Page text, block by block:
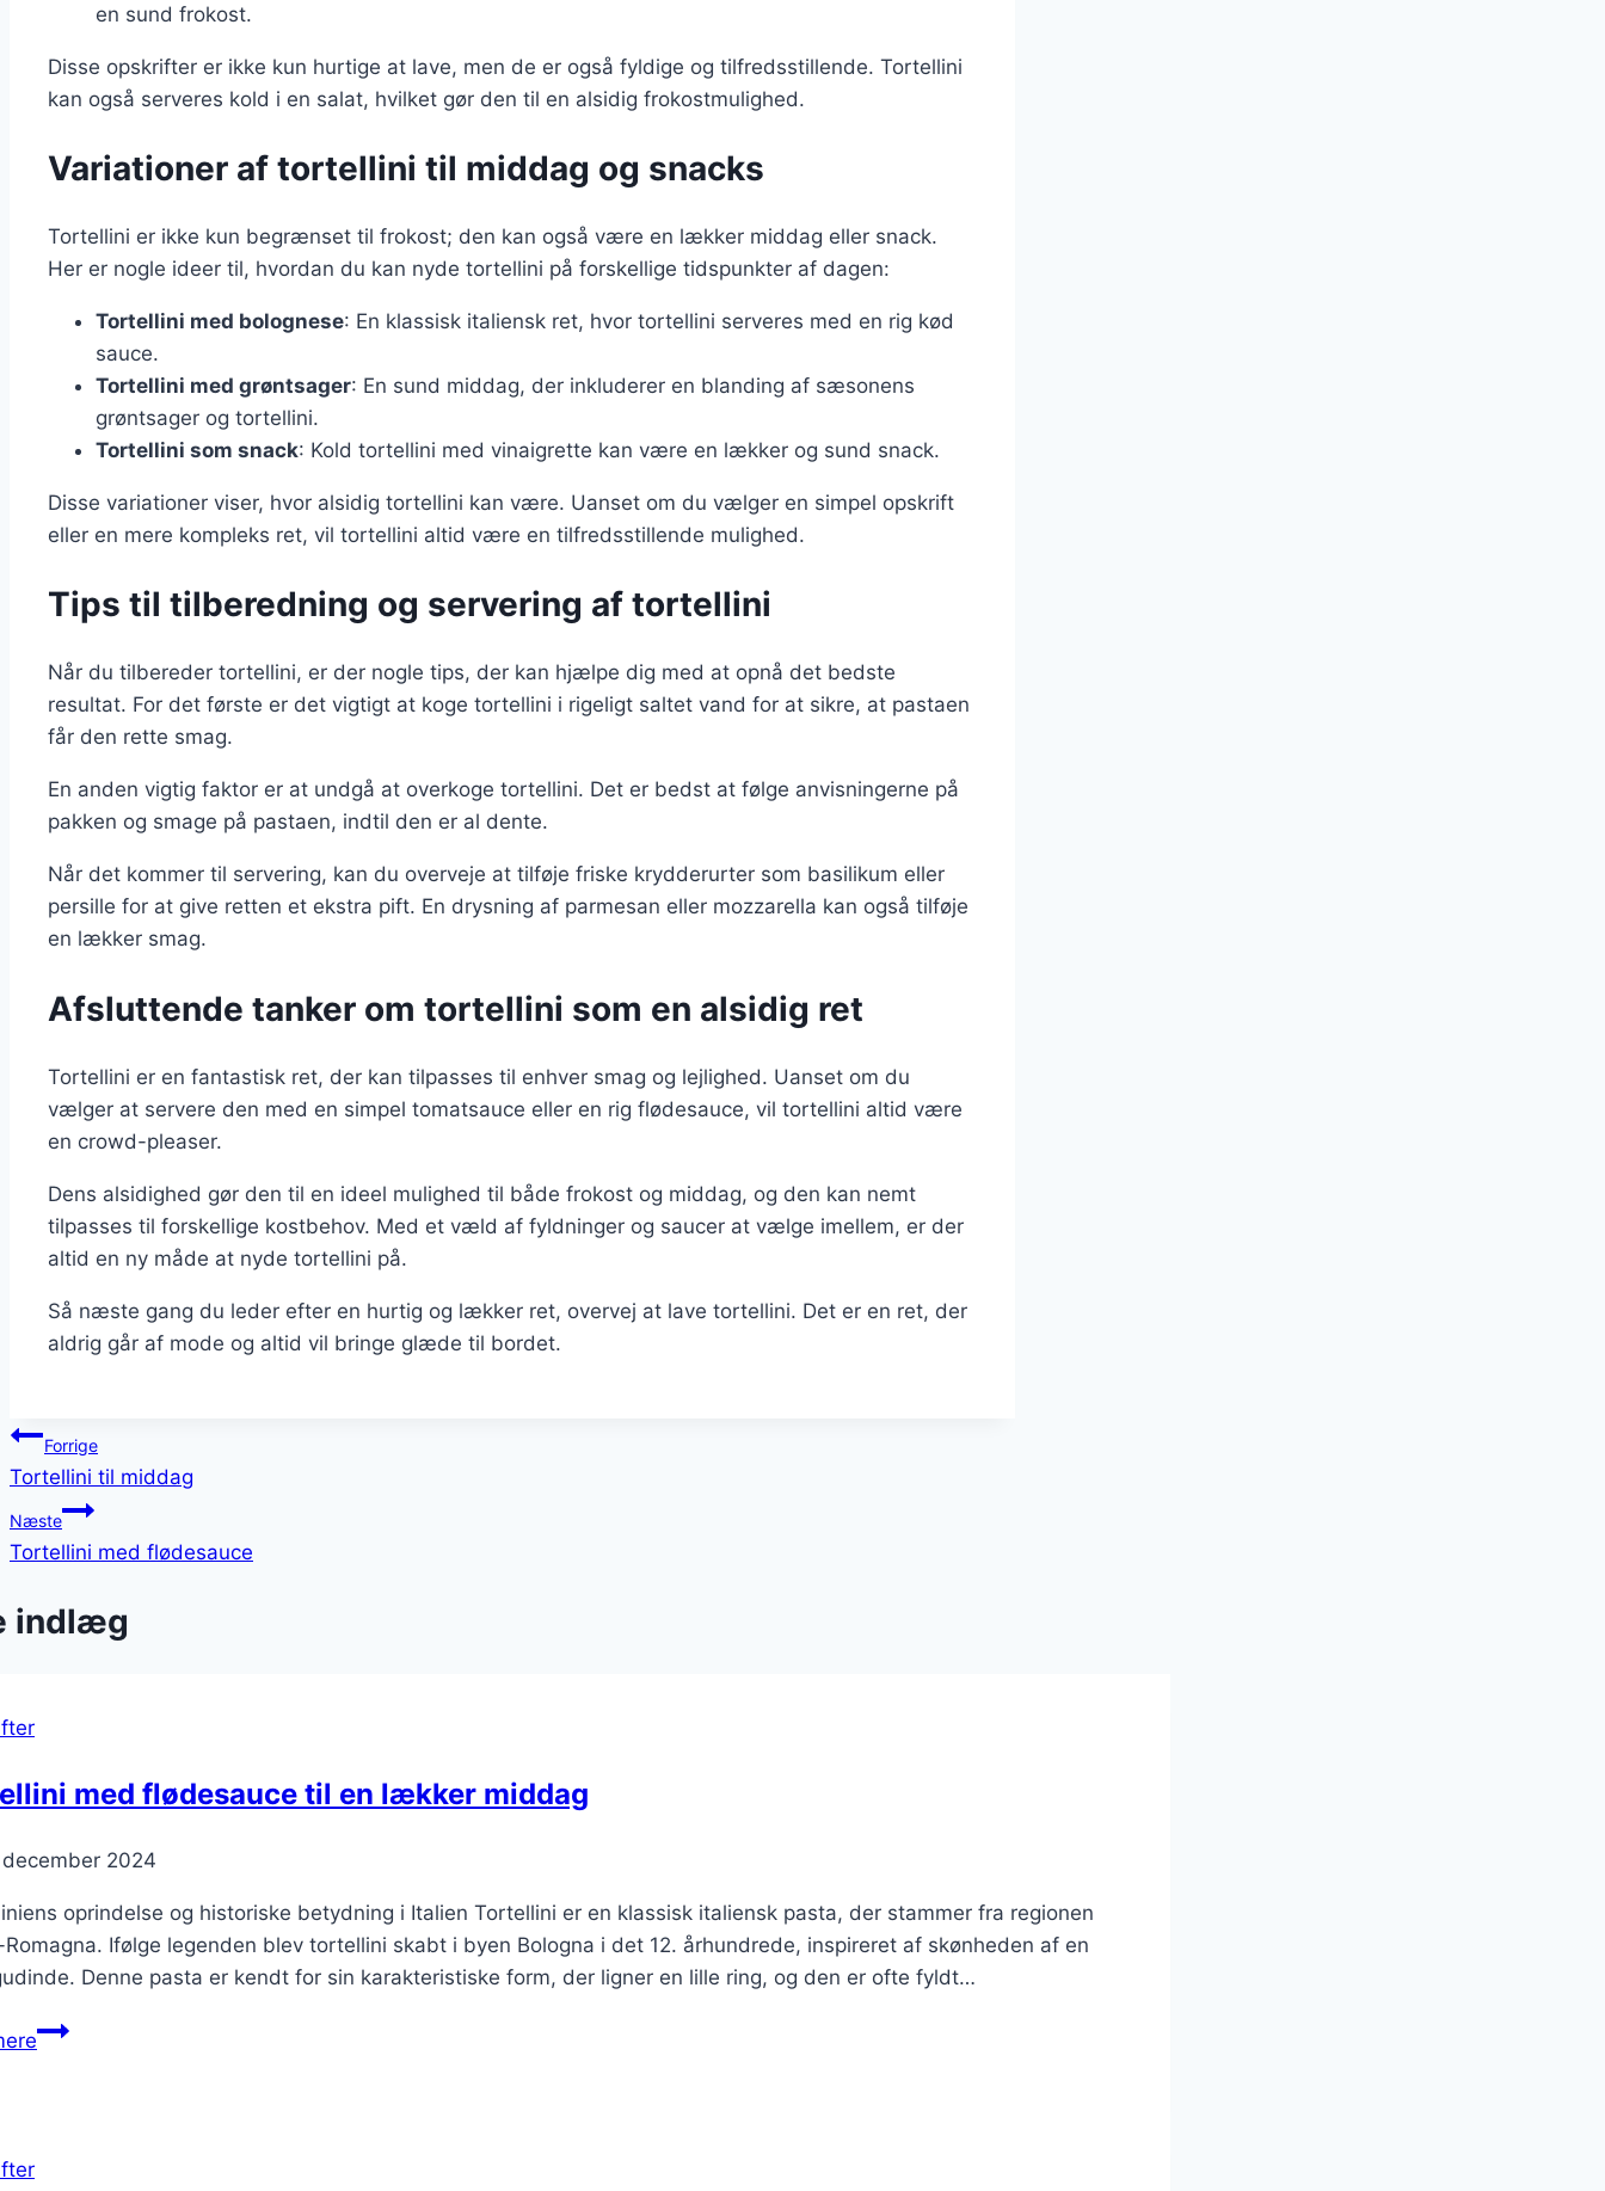
en sund frokost.
Disse opskrifter er ikke kun hurtige at lave, men de er også fyldige og tilfredsstillende. Tortellini
kan også serveres kold i en salat, hvilket gør den til en alsidig frokostmulighed.
Variationer af tortellini til middag og snacks
Tortellini er ikke kun begrænset til frokost; den kan også være en lækker middag eller snack.
Her er nogle ideer til, hvordan du kan nyde tortellini på forskellige tidspunkter af dagen:
Tortellini med bolognese: En klassisk italiensk ret, hvor tortellini serveres med en rig kød
sauce.
Tortellini med grøntsager: En sund middag, der inkluderer en blanding af sæsonens
grøntsager og tortellini.
Tortellini som snack: Kold tortellini med vinaigrette kan være en lækker og sund snack.
Disse variationer viser, hvor alsidig tortellini kan være. Uanset om du vælger en simpel opskrift
eller en mere kompleks ret, vil tortellini altid være en tilfredsstillende mulighed.
Tips til tilberedning og servering af tortellini
Når du tilbereder tortellini, er der nogle tips, der kan hjælpe dig med at opnå det bedste
resultat. For det første er det vigtigt at koge tortellini i rigeligt saltet vand for at sikre, at pastaen
får den rette smag.
En anden vigtig faktor er at undgå at overkoge tortellini. Det er bedst at følge anvisningerne på
pakken og smage på pastaen, indtil den er al dente.
Når det kommer til servering, kan du overveje at tilføje friske krydderurter som basilikum eller
persille for at give retten et ekstra pift. En drysning af parmesan eller mozzarella kan også tilføje
en lækker smag.
Afsluttende tanker om tortellini som en alsidig ret
Tortellini er en fantastisk ret, der kan tilpasses til enhver smag og lejlighed. Uanset om du
vælger at servere den med en simpel tomatsauce eller en rig flødesauce, vil tortellini altid være
en crowd-pleaser.
Dens alsidighed gør den til en ideel mulighed til både frokost og middag, og den kan nemt
tilpasses til forskellige kostbehov. Med et væld af fyldninger og saucer at vælge imellem, er der
altid en ny måde at nyde tortellini på.
Så næste gang du leder efter en hurtig og lækker ret, overvej at lave tortellini. Det er en ret, der
aldrig går af mode og altid vil bringe glæde til bordet.
Indlægsnavigation
Forrige
Tortellini til middag
Næste
Tortellini med flødesauce
indlæg
med flødesauce til en lækker middag
2024
oprindelse og historiske betydning i Italien Tortellini er en klassisk italiensk pasta, der stammer fra regionen
Romagna. Ifølge legenden blev tortellini skabt i byen Bologna i det 12. århundrede, inspireret af skønheden af en
Denne pasta er kendt for sin karakteristiske form, der ligner en lille ring, og den er ofte fyldt…
Tortellini